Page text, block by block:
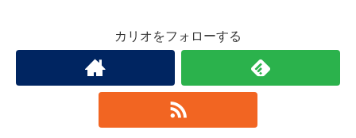
カリオをフォローする